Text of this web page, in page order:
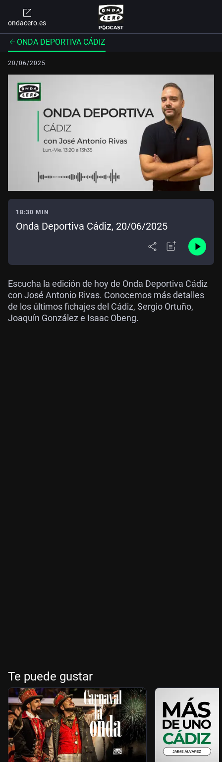
ondacero.es
ONDA DEPORTIVA CÁDIZ
20/06/2025
18:30 MIN
Onda Deportiva Cádiz, 20/06/2025
Escucha la edición de hoy de Onda Deportiva Cádiz
con José Antonio Rivas. Conocemos más detalles
de los últimos fichajes del Cádiz, Sergio Ortuño,
Joaquín González e Isaac Obeng.
Te puede gustar